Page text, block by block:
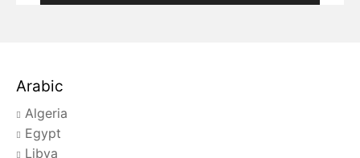
Arabic
Algeria
Egypt
Libya